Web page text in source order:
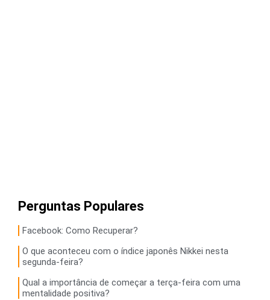
Perguntas Populares
Facebook: Como Recuperar?
O que aconteceu com o índice japonês Nikkei nesta
segunda-feira?
Qual a importância de começar a terça-feira com uma
mentalidade positiva?